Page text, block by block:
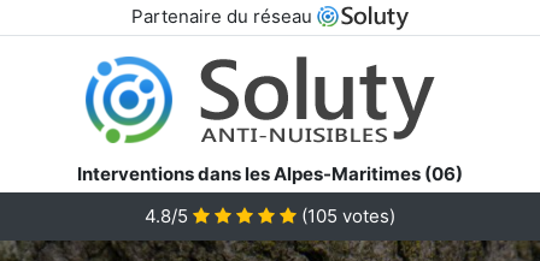
Partenaire du réseau
Interventions dans les Alpes-Maritimes (06)
4.8/5
(105 votes)